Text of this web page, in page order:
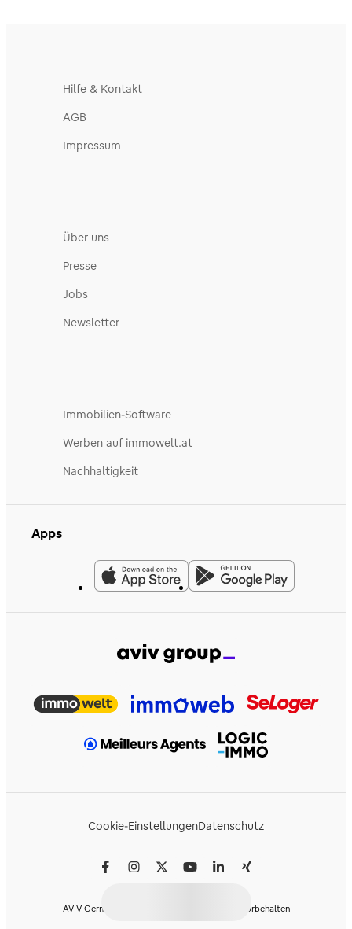
Hilfe & Kontakt
AGB
Impressum
Über uns
Presse
Jobs
Newsletter
Immobilien-Software
Werben auf immowelt.at
Nachhaltigkeit
Apps
Cookie-EinstellungenDatenschutz
AVIV Germany GmbH © 2026 - Alle Rechte vorbehalten